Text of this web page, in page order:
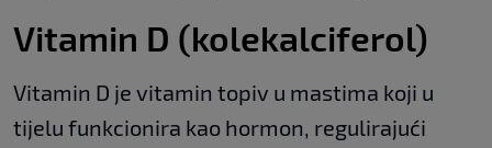
Vitamin D (kolekalciferol)
Vitamin D je vitamin topiv u mastima koji u
tijelu funkcionira kao hormon, regulirajući